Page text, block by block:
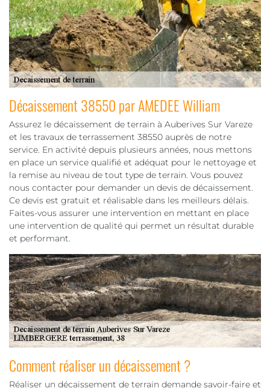
Décaissement 38550 par AMEDEE William
Assurez le décaissement de terrain à Auberives Sur Vareze
et les travaux de terrassement 38550 auprès de notre
service. En activité depuis plusieurs années, nous mettons
en place un service qualifié et adéquat pour le nettoyage et
la remise au niveau de tout type de terrain. Vous pouvez
nous contacter pour demander un devis de décaissement.
Ce devis est gratuit et réalisable dans les meilleurs délais.
Faites-vous assurer une intervention en mettant en place
une intervention de qualité qui permet un résultat durable
et performant.
Comment réaliser un décaissement ?
Réaliser un décaissement de terrain demande savoir-faire et